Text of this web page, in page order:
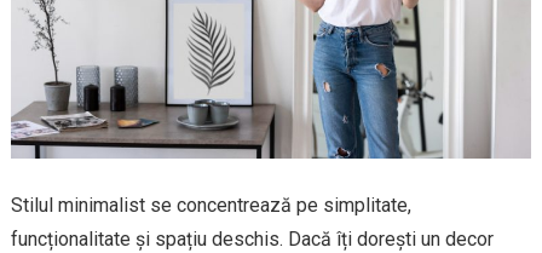
Stilul minimalist se concentrează pe simplitate,
funcționalitate și spațiu deschis. Dacă îți dorești un decor